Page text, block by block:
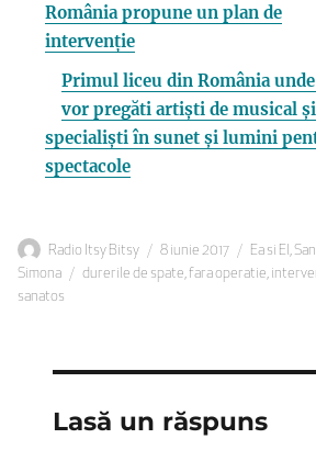
România propune un plan de
intervenție
Primul liceu din România unde
vor pregăti artiști de musical și
specialiști în sunet și lumini
spectacole
Autor
Radio Itsy Bitsy
Publicat
pe
8 iunie 2017 Categorii
Ea si El ,
Simona
Etichete
durerile de spate,fara operatie,
sanatos
Lasă un răspuns